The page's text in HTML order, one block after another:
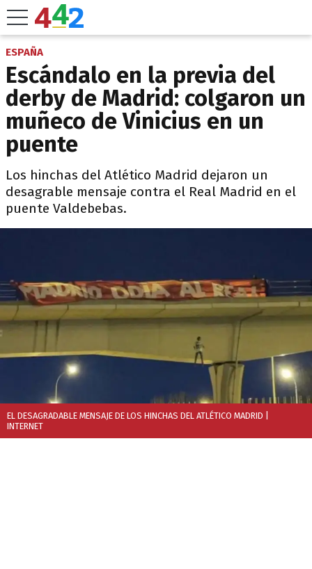
ESPAÑA
Escándalo en la previa del
derby de Madrid: colgaron un
muñeco de Vinicius en un
puente
Los hinchas del Atlético Madrid dejaron un
desagrable mensaje contra el Real Madrid en el
puente Valdebebas.
EL DESAGRADABLE MENSAJE DE LOS HINCHAS DEL ATLÉTICO MADRID
INTERNET